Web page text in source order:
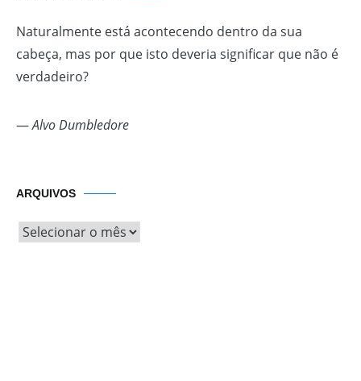
Naturalmente está acontecendo dentro da sua
cabeça, mas por que isto deveria significar que não é
verdadeiro?
—Alvo Dumbledore
ARQUIVOS Arquivos